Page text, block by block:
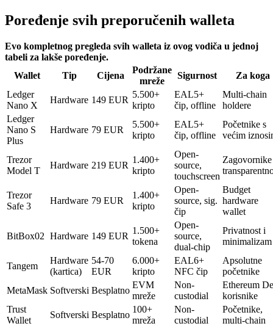
Poređenje svih preporučenih walleta
Evo kompletnog pregleda svih walleta iz ovog vodiča u jednoj
tabeli za lakše poređenje.
Wallet
Tip Cijena
Podržane
mreže
Sigurnost
Za koga
Ledger
Nano X
Hardware 149 EUR
5.500+
kripto
EAL5+
čip, offline
Multi-chain
holdere
Ledger
Nano S
Plus
Hardware 79 EUR
5.500+
kripto
EAL5+
čip, offline
Početnike s
većim
Trezor
Model T
Hardware 219 EUR
1.400+
kripto
Open-
source,
touchscreen
Zagovornike
Trezor
Safe 3
Hardware 79 EUR
1.400+
kripto
Open-
source, sig.
čip
Budget
hardware
wallet
BitBox02 Hardware 149 EUR
1.500+
tokena
Open-
source,
dual-chip
Privatnost i
minimalizam
Tangem
Hardware
(kartica)
54-70
EUR
6.000+
kripto
EAL6+
NFC čip
Apsolutne
početnike
MetaMask Softverski Besplatno
EVM
mreže
Non-
custodial
Ethereum
korisnike
Trust
Wallet
Softverski Besplatno
100+
mreža
Non-
custodial
Početnike,
multi-chain